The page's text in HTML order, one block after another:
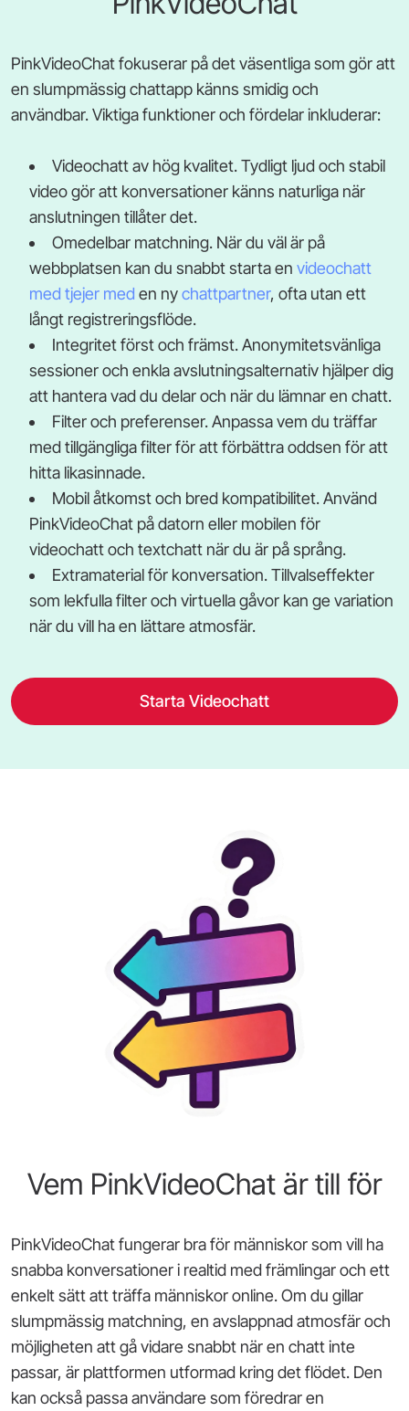
PinkVideoChat fokuserar på det väsentliga som gör att
en slumpmässig chattapp känns smidig och
användbar. Viktiga funktioner och fördelar inkluderar:
Videochatt av hög kvalitet. Tydligt ljud och stabil
video gör att konversationer känns naturliga när
anslutningen tillåter det.
Omedelbar matchning. När du väl är på
webbplatsen kan du snabbt starta en videochatt
med tjejer med en nychattpartner, ofta utan ett
långt registreringsflöde.
Integritet först och främst. Anonymitetsvänliga
sessioner och enkla avslutningsalternativ hjälper dig
att hantera vad du delar och när du lämnar en chatt.
Filter och preferenser. Anpassa vem du träffar
med tillgängliga filter för att förbättra oddsen för att
hitta likasinnade.
Mobil åtkomst och bred kompatibilitet. Använd
PinkVideoChat på datorn eller mobilen för
videochatt och textchatt när du är på språng.
Extramaterial för konversation. Tillvalseffekter
som lekfulla filter och virtuella gåvor kan ge variation
när du vill ha en lättare atmosfär.
Starta Videochatt
Vem PinkVideoChat är till för
PinkVideoChat fungerar bra för människor som vill ha
snabba konversationer i realtid med främlingar och ett
enkelt sätt att träffa människor online. Om du gillar
slumpmässig matchning, en avslappnad atmosfär och
möjligheten att gå vidare snabbt när en chatt inte
passar, är plattformen utformad kring det flödet. Den
kan också passa användare som föredrar en